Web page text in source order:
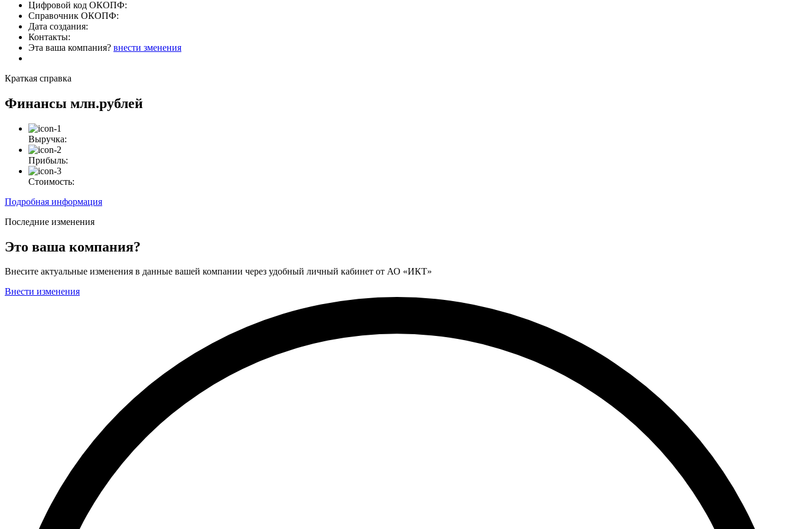
Цифровой код ОКОПФ:
Справочник ОКОПФ:
Дата создания:
Контакты:
Эта ваша компания? внести зменения
Краткая справка
Финансы млн.рублей
Выручка:
Прибыль:
Стоимость:
Подробная информация
Последние изменения
Это ваша компания?
Внесите актуальные изменения в данные вашей компании через удобный личный кабинет от АО «ИКТ»
Внести изменения